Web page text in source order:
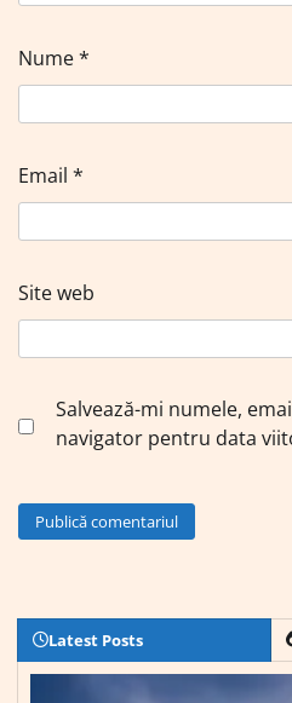
Nume*
Email *
Site web
Salvează-mi numele,
navigator pentru data
Latest Posts